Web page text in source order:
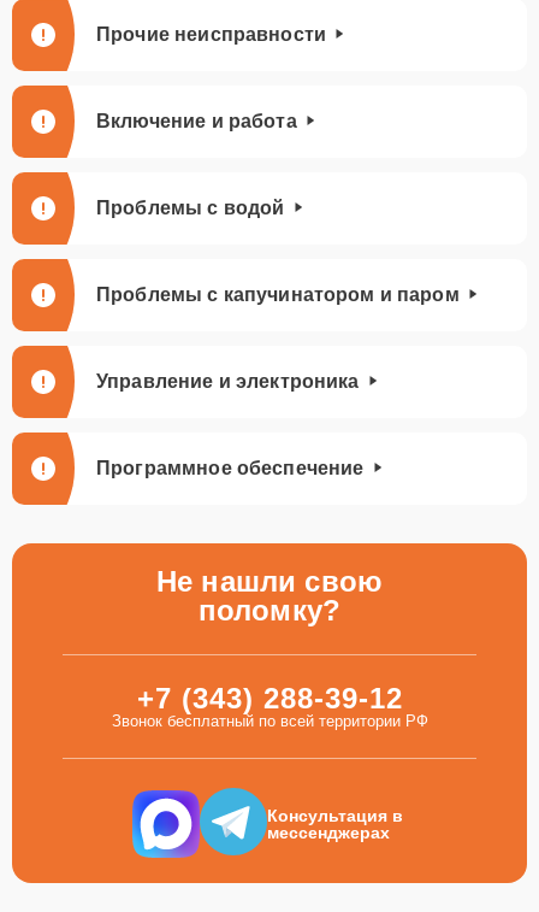
Прочие неисправности
Включение и работа
Проблемы с водой
Проблемы с капучинатором и паром
Управление и электроника
Программное обеспечение
Не нашли свою
поломку?
+7 (343) 288-39-12
Звонок бесплатный по всей территории РФ
Консультация в
мессенджерах